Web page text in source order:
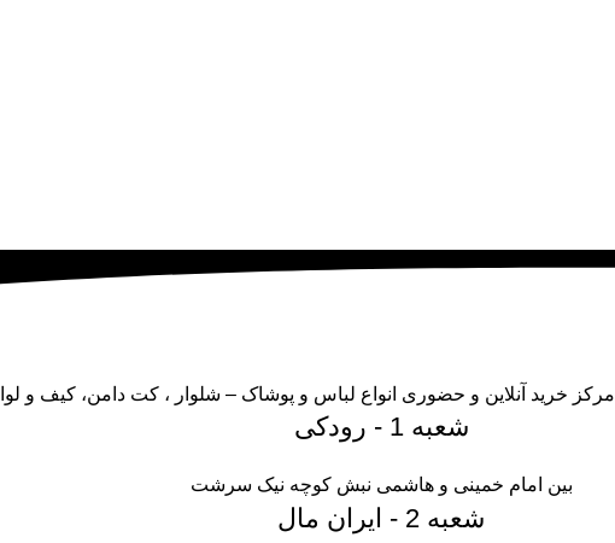
مرکز خرید آنلاین و حضوری انواع لباس‌ و پوشاک – شلوار ، کت دامن، کیف و
شعبه 1 - رودکی
بین امام خمینی و هاشمی نبش کوچه نیک سرشت
شعبه 2 - ایران مال